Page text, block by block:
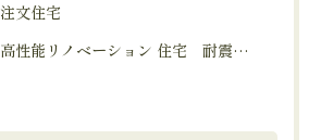
注文住宅
高性能リノベーション 住宅 耐震性能 気密性能 間取り改善 提案力 インスペクション 工務店 建物調査